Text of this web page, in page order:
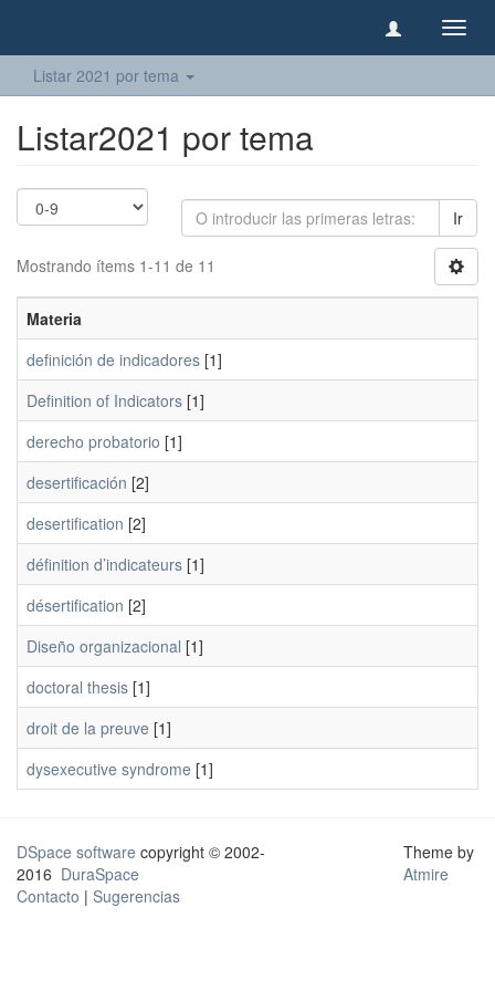
Listar 2021 por tema
Listar2021 por tema
Ir
Mostrando ítems 1-11 de 11
Materia
definición de indicadores [1]
Definition of Indicators [1]
derecho probatorio [1]
desertificación [2]
desertification [2]
définition d’indicateurs [1]
désertification [2]
Diseño organizacional [1]
doctoral thesis [1]
droit de la preuve [1]
dysexecutive syndrome [1]
DSpace software copyright © 2002-
2016 DuraSpace
Contacto | Sugerencias
Theme by
Atmire